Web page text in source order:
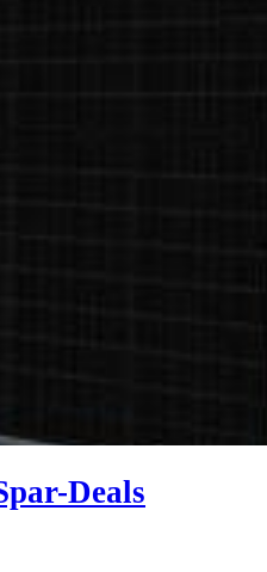
Deals